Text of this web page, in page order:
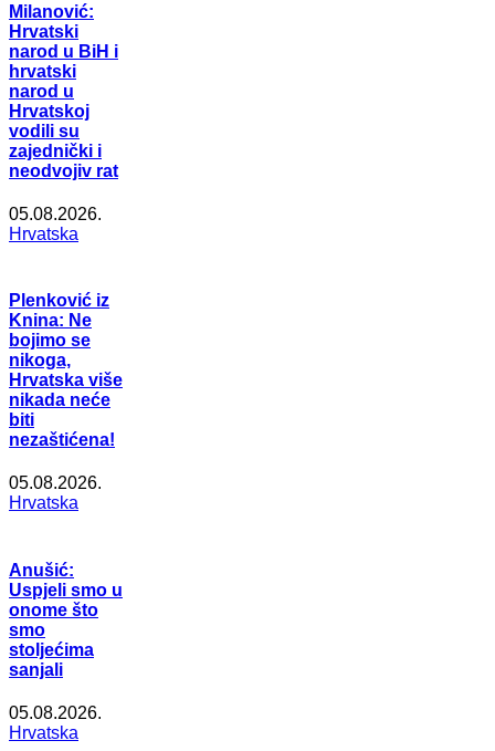
Milanović:
Hrvatski
narod u BiH i
hrvatski
narod u
Hrvatskoj
vodili su
zajednički i
neodvojiv rat
05.08.2026.
Hrvatska
Plenković iz
Knina: Ne
bojimo se
nikoga,
Hrvatska više
nikada neće
biti
nezaštićena!
05.08.2026.
Hrvatska
Anušić:
Uspjeli smo u
onome što
smo
stoljećima
sanjali
05.08.2026.
Hrvatska